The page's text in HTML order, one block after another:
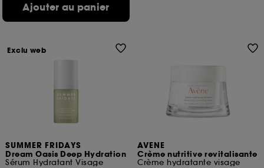
Ajouter au panier
SUMMER FRIDAYS
Dream Oasis Deep Hydration
Sérum Hydratant Visage
Exclu web
AVENE
Crème nutritive revitalisante
Crème hydratante visage